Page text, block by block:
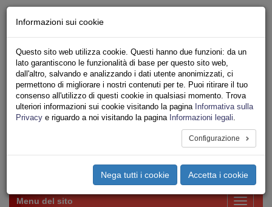
Iscriviti Online
Ricerca
Area Stampa
Privacy
VV.F.
UNIONE SINDACALE DI BASE SETTORE VIGILI
Toggle
Menu del sito
Informazioni sui cookie
Questo sito web utilizza cookie. Questi hanno due funzioni: da un
lato garantiscono le funzionalità di base per questo sito web,
dall'altro, salvando e analizzando i dati utente anonimizzati, ci
permettono di migliorare i nostri contenuti per te. Puoi ritirare il tuo
consenso all'utilizzo di questi cookie in qualsiasi momento. Trova
ulteriori informazioni sui cookie visitando la pagina Informativa sulla
Privacy e riguardo a noi visitando la pagina Informazioni legali.
Configurazione
Nega tutti i cookie Accetta i cookie